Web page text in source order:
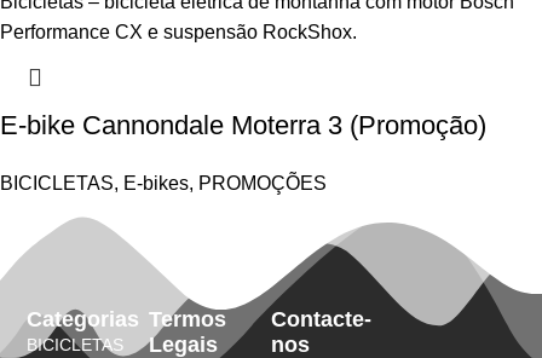
E-bike Cannondale Moterra 3 (Promoção)
BICICLETAS, E-bikes, PROMOÇÕES
Contacte-
nos
Termos
Legais
Categorias
BICICLETAS